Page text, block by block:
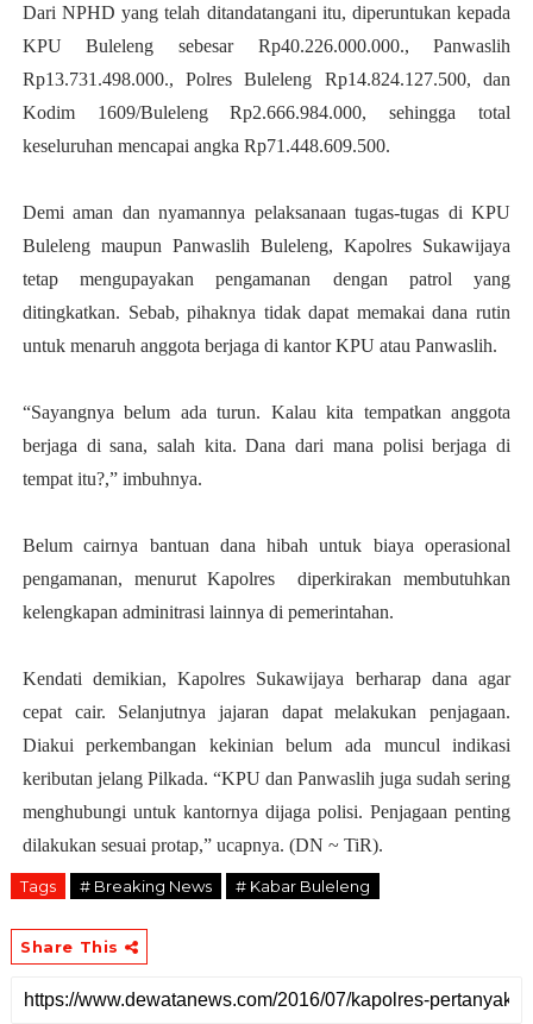
Dari NPHD yang telah ditandatangani itu, diperuntukan kepada
KPU Buleleng sebesar Rp40.226.000.000., Panwaslih
Rp13.731.498.000., Polres Buleleng Rp14.824.127.500, dan
Kodim 1609/Buleleng Rp2.666.984.000, sehingga total
keseluruhan mencapai angka Rp71.448.609.500.
Demi aman dan nyamannya pelaksanaan tugas-tugas di KPU
Buleleng maupun Panwaslih Buleleng, Kapolres Sukawijaya
tetap mengupayakan pengamanan dengan patrol yang
ditingkatkan. Sebab, pihaknya tidak dapat memakai dana rutin
untuk menaruh anggota berjaga di kantor KPU atau Panwaslih.
“Sayangnya belum ada turun. Kalau kita tempatkan anggota
berjaga di sana, salah kita. Dana dari mana polisi berjaga di
tempat itu?,” imbuhnya.
Belum cairnya bantuan dana hibah untuk biaya operasional
pengamanan, menurut Kapolres diperkirakan membutuhkan
kelengkapan adminitrasi lainnya di pemerintahan.
Kendati demikian, Kapolres Sukawijaya berharap dana agar
cepat cair. Selanjutnya jajaran dapat melakukan penjagaan.
Diakui perkembangan kekinian belum ada muncul indikasi
keributan jelang Pilkada. “KPU dan Panwaslih juga sudah sering
menghubungi untuk kantornya dijaga polisi. Penjagaan penting
dilakukan sesuai protap,” ucapnya. (DN ~ TiR).
Tags # Breaking News # Kabar Buleleng
Share This